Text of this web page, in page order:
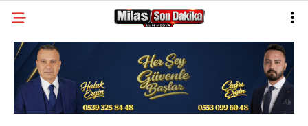
30.2
GALERİ YAZARLAR
MILAS